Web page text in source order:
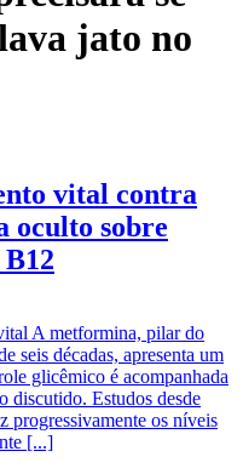
jato no
vital contra
oculto sobre
A metformina, pilar do
seis décadas, apresenta um
glicêmico é acompanhada
discutido. Estudos desde
progressivamente os níveis
[...]